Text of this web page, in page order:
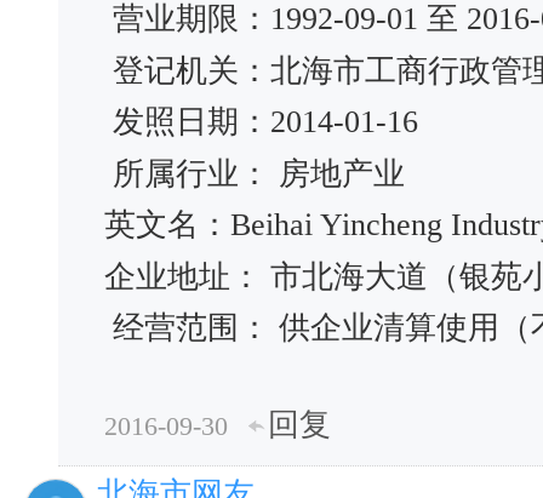
营业期限：1992-09-01 至
登记机关：北海市工商行政管
发照日期：2014-01-16
所属行业： 房地产业
英文名：Beihai Yincheng
企业地址： 市北海大道（银苑
经营范围： 供企业清算使用
2016-09-30
回复